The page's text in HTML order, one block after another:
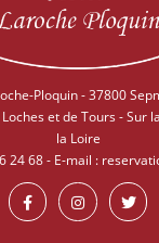
Ploquin - 37800
et de Tours - Sur
la Loire
24 68- E-mail :